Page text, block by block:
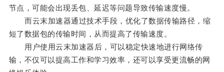
节点，可能会出现丢包、延迟等问题导致传输速度慢。
而云末加速器通过技术手段，优化了数据传输路径，缩
短了数据包的传输时间，从而提高了传输速度。
用户使用云末加速器后，可以稳定快速地进行网络传
输，不仅可以提高工作和学习效率，还可以享受更流畅的网